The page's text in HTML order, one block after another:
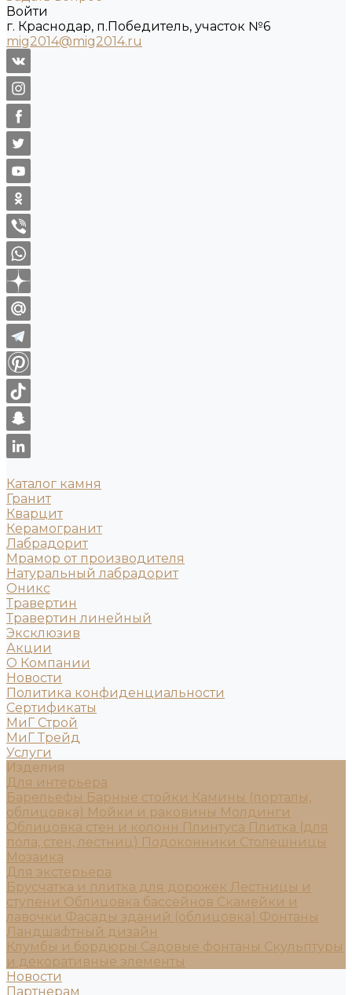
Войти
г. Краснодар, п.Победитель, участок №6
mig2014@mig2014.ru
Каталог камня
Гранит
Кварцит
Керамогранит
Лабрадорит
Мрамор от производителя
Натуральный лабрадорит
Оникс
Травертин
Травертин линейный
Эксклюзив
Акции
О Компании
Новости
Политика конфиденциальности
Сертификаты
МиГ Строй
МиГ Трейд
Услуги
Изделия
Для интерьера
Барельефы Барные стойки Камины (порталы,
облицовка) Мойки и раковины Молдинги
Облицовка стен и колонн Плинтуса Плитка (для
пола, стен, лестниц) Подоконники Столешницы
Мозаика
Для экстерьера
Брусчатка и плитка для дорожек Лестницы и
ступени Облицовка бассейнов Скамейки и
лавочки Фасады зданий (облицовка) Фонтаны
Ландшафтный дизайн
Клумбы и бордюры Садовые фонтаны Скульптуры
и декоративные элементы
Новости
Партнерам